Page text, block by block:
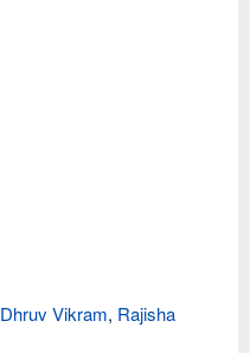
Dhruv Vikram, Rajisha